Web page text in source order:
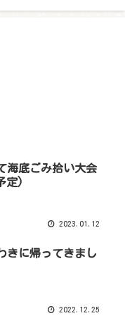
海底ごみ拾い大会
定)
2023.01.12
きに帰ってきまし
2022.12.25